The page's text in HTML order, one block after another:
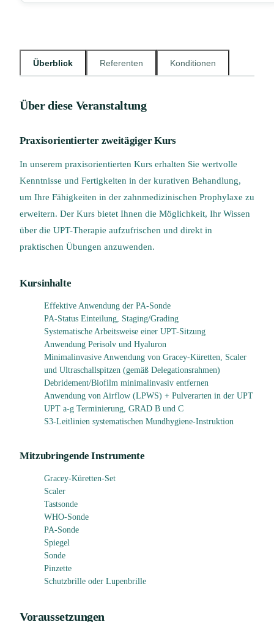
Überblick Referenten Konditionen
Über diese Veranstaltung
Praxisorientierter zweitägiger Kurs
In unserem praxisorientierten Kurs erhalten Sie wertvolle
Kenntnisse und Fertigkeiten in der kurativen Behandlung,
um Ihre Fähigkeiten in der zahnmedizinischen Prophylaxe zu
erweitern. Der Kurs bietet Ihnen die Möglichkeit, Ihr Wissen
über die UPT-Therapie aufzufrischen und direkt in
praktischen Übungen anzuwenden.
Kursinhalte
Effektive Anwendung der PA-Sonde
PA-Status Einteilung, Staging/Grading
Systematische Arbeitsweise einer UPT-Sitzung
Anwendung Perisolv und Hyaluron
Minimalinvasive Anwendung von Gracey-Küretten, Scaler
und Ultraschallspitzen (gemäß Delegationsrahmen)
Debridement/Biofilm minimalinvasiv entfernen
Anwendung von Airflow (LPWS) + Pulverarten in der UPT
UPT a-g Terminierung, GRAD B und C
S3-Leitlinien systematischen Mundhygiene-Instruktion
Mitzubringende Instrumente
Gracey-Küretten-Set
Scaler
Tastsonde
WHO-Sonde
PA-Sonde
Spiegel
Sonde
Pinzette
Schutzbrille oder Lupenbrille
Voraussetzungen